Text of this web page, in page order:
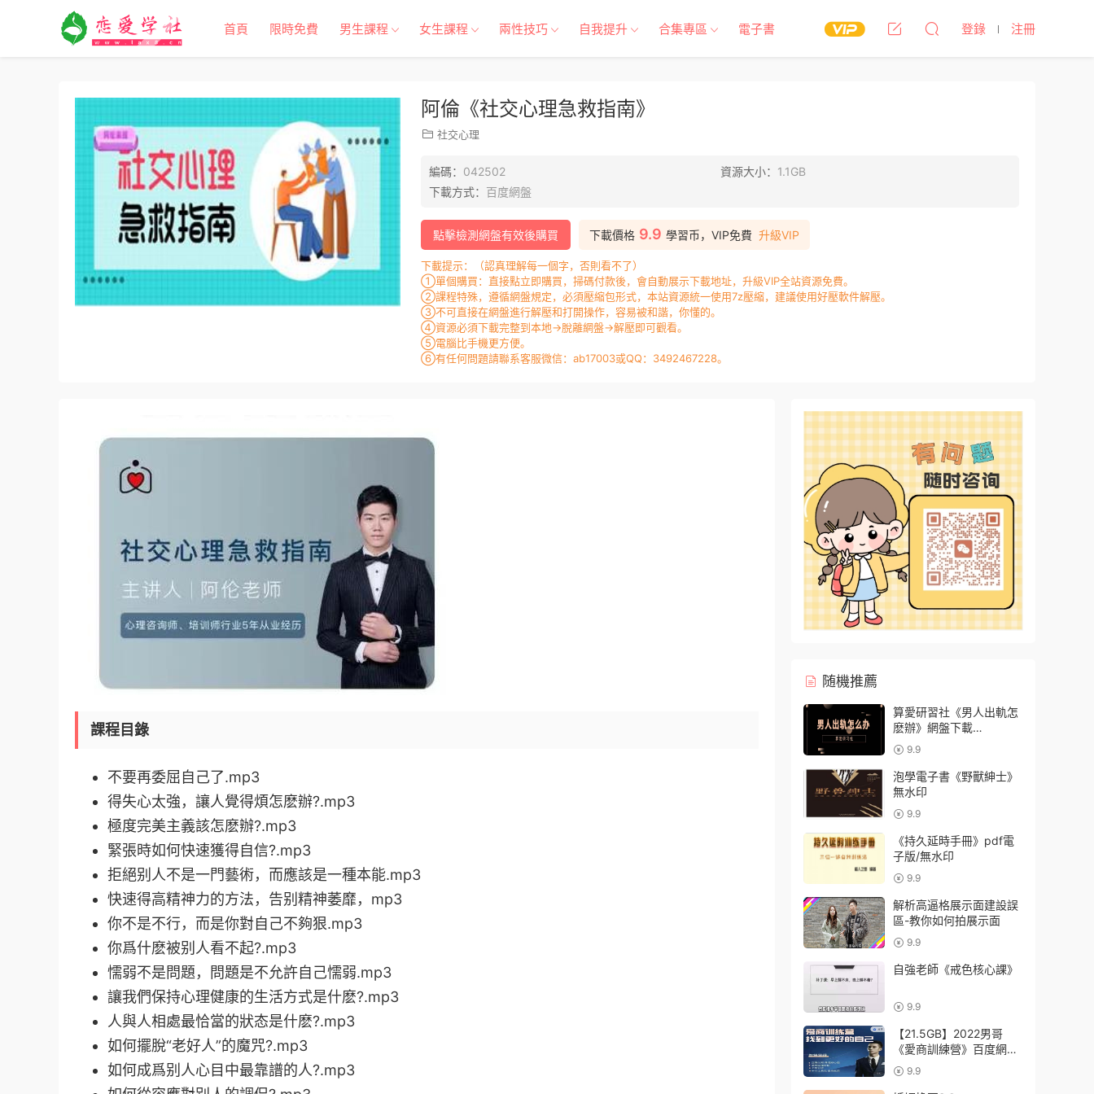
首頁 限時免費 男生課程 女生課程 兩性技巧 自我提升 合集專區 電子書 登錄 注冊
阿倫《社交心理急救指南》
社交心理
編碼： 042502 資源大小： 1.1GB
下載方式： 百度網盤
下載價格 9.9 學習币，VIP免費 升級VIP
點擊檢測網盤有效後購買
下載提示：（認真理解每一個字，否則看不了）
①單個購買：直接點立即購買，掃碼付款後，會自動展示下載地址，升級VIP全站資源免費。
②課程特殊，遵循網盤規定，必須壓縮包形式，本站資源統一使用7z壓縮，建議使用好壓軟件解壓。
③不可直接在網盤進行解壓和打開操作，容易被和諧，你懂的。
④資源必須下載完整到本地→脫離網盤→解壓即可觀看。
⑤電腦比手機更方便。
⑥有任何問題請聯系客服微信：ab17003或QQ：3492467228。
課程目錄
不要再委屈自己了.mp3
得失心太強，讓人覺得煩怎麽辦?.mp3
極度完美主義該怎麽辦?.mp3
緊張時如何快速獲得自信?.mp3
拒絕别人不是一門藝術，而應該是一種本能.mp3
快速得高精神力的方法，告别精神萎靡，mp3
你不是不行，而是你對自己不夠狠.mp3
你爲什麽被别人看不起?.mp3
懦弱不是問題，問題是不允許自己懦弱.mp3
讓我們保持心理健康的生活方式是什麽?.mp3
人與人相處最恰當的狀态是什麽?.mp3
如何擺脫“老好人”的魔咒?.mp3
如何成爲别人心目中最靠譜的人?.mp3
随機推薦
算愛研習社《男人出軌怎
麽辦》網盤下載
【011402】
9.9
泡學電子書《野獸紳士》
無水印
9.9
《持久延時手冊》pdf電
子版/無水印
9.9
解析高逼格展示面建設誤
區-教你如何拍展示面
9.9
自強老師《戒色核心課》
9.9
【21.5GB】2022男哥
《愛商訓練營》百度網盤
下載【082901】
9.9